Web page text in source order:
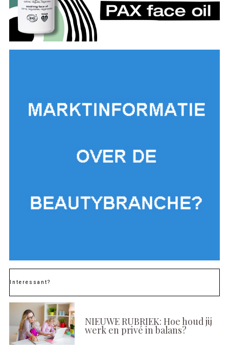
Interessant?
NIEUWE RUBRIEK: Hoe houd jij
werk en privé in balans?